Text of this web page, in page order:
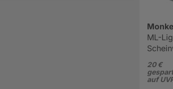
ML-
20 €
gespart
auf